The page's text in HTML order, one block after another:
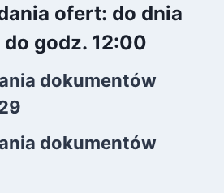
ofert: do dnia
do godz. 12:00
dokumentów
dokumentów